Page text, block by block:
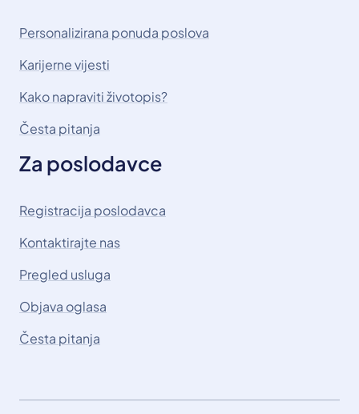
Personalizirana ponuda poslova
Karijerne vijesti
Kako napraviti životopis?
Česta pitanja
Za poslodavce
Registracija poslodavca
Kontaktirajte nas
Pregled usluga
Objava oglasa
Česta pitanja